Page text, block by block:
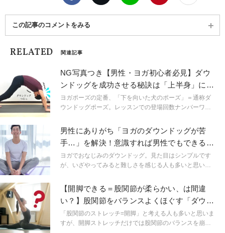
この記事のコメントをみる
RELATED 関連記事
NG写真つき【男性・ヨガ初心者必見】ダウ
ンドッグを成功させる秘訣は「上半身」にあ
り！
ヨガポーズの定番、「下を向いた犬のポーズ」＝通称ダ
ウンドッグポーズ。レッスンでの登場回数ナンバーワン
も多いと思います。苦しく感じることなく、快適に行う
ためのポイントをまとめてご紹介します。
男性にありがち「ヨガのダウンドッグが苦
手…」を解決！意識すれば男性でもできるよ
うになる裏ワザ
ヨガでおなじみのダウンドッグ。見た目はシンプルです
が、いざやってみると難しさを感じる人も多いと思いま
さまざまなお悩みをまとめて改善する裏ワザをご紹介し
ます。
【開脚できる＝股関節が柔らかい、は間違
い？】股関節をバランスよくほぐす「ダウン
ドッグエクサ」
「股関節のストレッチ=開脚」と考える人も多いと思いま
すが、開脚ストレッチだけでは股関節のバランスを崩し